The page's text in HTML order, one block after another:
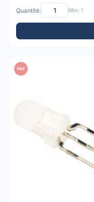
Quantité: Min: 1
PDF